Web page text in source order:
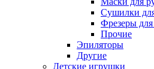
Сушилки
Фрезеры
Прочие
Эпиляторы
Другие
Детские игрушки